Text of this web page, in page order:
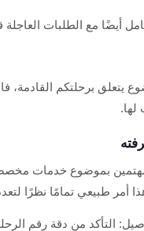
أيضًا مع الطلبات العاجلة
يتعلق برحلتكم القادمة،
لها.
بموضوع خدمات
أمر طبيعي تمامًا نظرًا
التأكد من دقة رقم